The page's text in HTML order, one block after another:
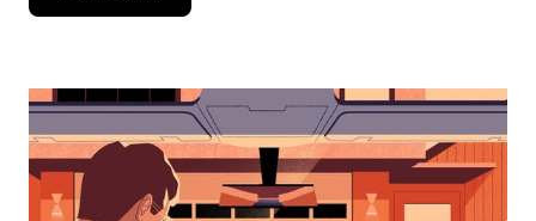
la
bas
ouvrir
le
calendrier